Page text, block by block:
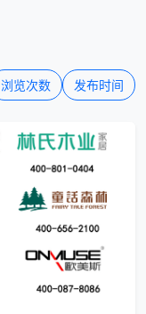
浏览次数 发布时间